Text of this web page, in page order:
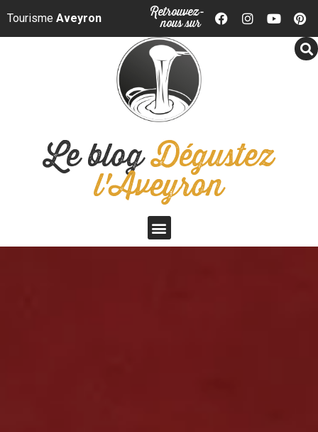
Panneau de gestion des cookies
Tourisme Aveyron Retrouvez-
nous sur
Le blogDégustez
l'Aveyron